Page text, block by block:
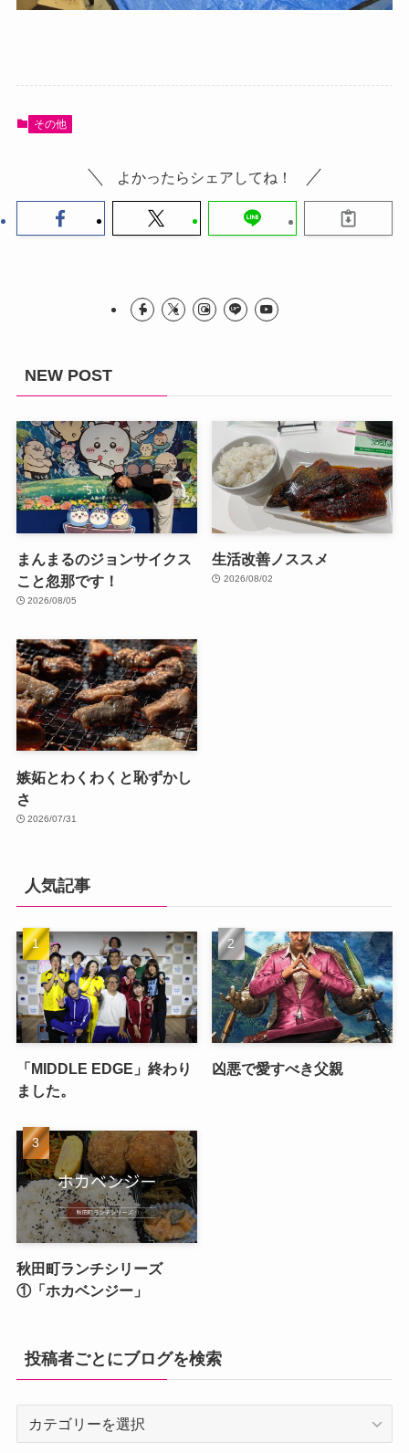
その他
よかったらシェアしてね！
NEW POST
まんまるのジョンサイクス
こと忽那です！
2026/08/05
生活改善ノススメ
2026/08/02
嫉妬とわくわくと恥ずかし
さ
2026/07/31
人気記事
「MIDDLE EDGE」終わり
ました。
凶悪で愛すべき父親
秋田町ランチシリーズ
①「ホカベンジー」
投稿者ごとにブログを検索